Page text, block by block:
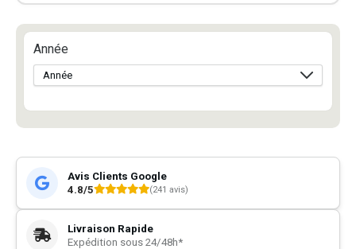
Année
Avis Clients Google
4.8/5
(241 avis)
Livraison Rapide
Expédition sous 24/48h*